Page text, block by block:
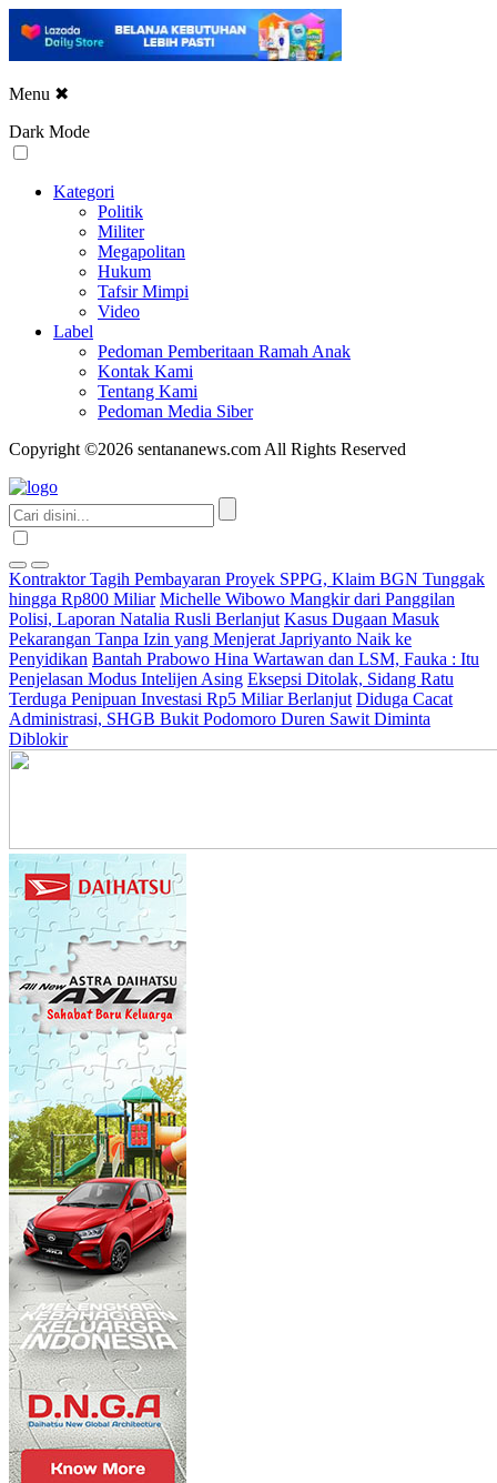
Menu ✖
Dark Mode
Kategori
Politik
Militer
Megapolitan
Hukum
Tafsir Mimpi
Video
Label
Pedoman Pemberitaan Ramah Anak
Kontak Kami
Tentang Kami
Pedoman Media Siber
Copyright ©2026 sentananews.com All Rights Reserved
Kontraktor Tagih Pembayaran Proyek SPPG, Klaim BGN Tunggak
hingga Rp800 Miliar Michelle Wibowo Mangkir dari Panggilan
Polisi, Laporan Natalia Rusli Berlanjut Kasus Dugaan Masuk
Pekarangan Tanpa Izin yang Menjerat Japriyanto Naik ke
Penyidikan Bantah Prabowo Hina Wartawan dan LSM, Fauka : Itu
Penjelasan Modus Intelijen Asing Eksepsi Ditolak, Sidang Ratu
Terduga Penipuan Investasi Rp5 Miliar Berlanjut Diduga Cacat
Administrasi, SHGB Bukit Podomoro Duren Sawit Diminta
Diblokir